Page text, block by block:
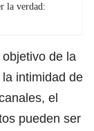
la verdad:
de la
intimidad de
el
pueden ser